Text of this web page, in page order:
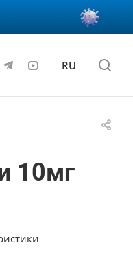
RU
10мг